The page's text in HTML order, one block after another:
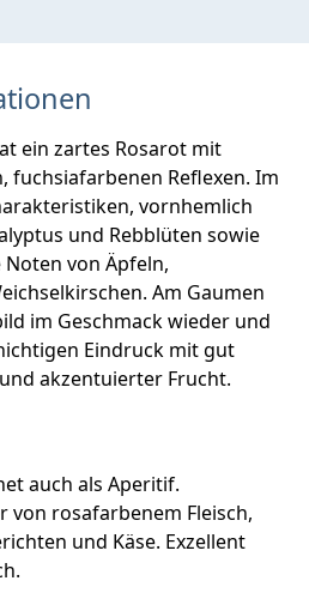
ein zartes Rosarot mit
fuchsiafarbenen Reflexen. Im
vornhemlich
und Rebblüten sowie
von Äpfeln,
Am Gaumen
im Geschmack wieder und
Eindruck mit gut
akzentuierter Frucht.
auch als Aperitif.
von rosafarbenem Fleisch,
und Käse. Exzellent